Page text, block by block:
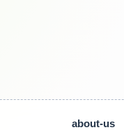
about-us